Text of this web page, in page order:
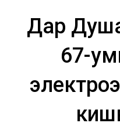
Дар
67-